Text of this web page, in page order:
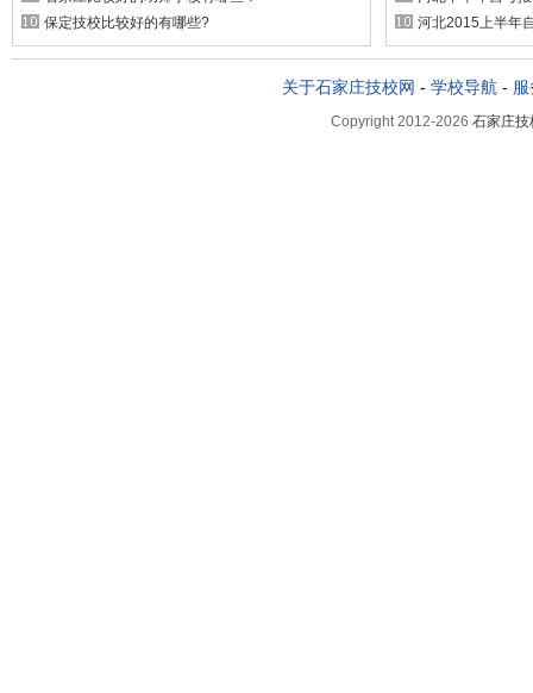
保定技校比较好的有哪些?
河北2015上半年
关于石家庄技校网 - 学校导航 -
Copyright 2012-2026 石家庄技